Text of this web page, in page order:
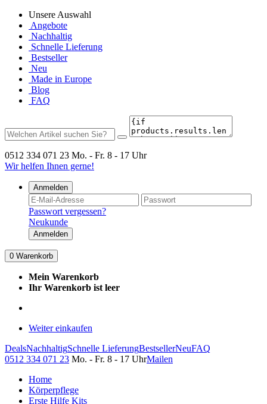
Unsere Auswahl
Angebote
Nachhaltig
Schnelle Lieferung
Bestseller
Neu
Made in Europe
Blog
FAQ
0512 334 071 23 Mo. - Fr. 8 - 17 Uhr
Wir helfen Ihnen gerne!
Anmelden
Passwort vergessen?
Neukunde
Anmelden
0 Warenkorb
Mein Warenkorb
Ihr Warenkorb ist leer
Weiter einkaufen
DealsNachhaltigSchnelle LieferungBestsellerNeuFAQ
0512 334 071 23 Mo. - Fr. 8 - 17 UhrMailen
Home
Körperpflege
Erste Hilfe Kits